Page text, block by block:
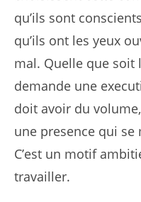
qu’ils sont
qu’ils ont les yeux
mal. Quelle que soit
demande une
doit avoir du
une presence qui se
C’est un motif
travailler.